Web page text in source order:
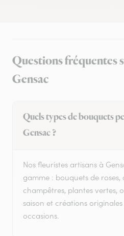
Questions fréquentes
Gensac
Quels types de bouquets
Gensac ?
Nos fleuristes artisans à
gamme : bouquets de roses,
champêtres, plantes vertes,
saison et créations
occasions.